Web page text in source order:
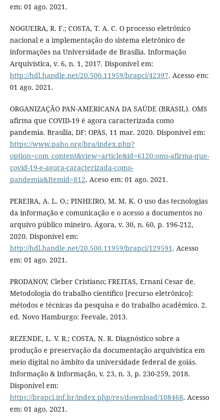
em: 01 ago. 2021.
NOGUEIRA, R. F.; COSTA, T. A. C. O processo eletrônico
nacional e a implementação do sistema eletrônico de
informações na Universidade de Brasília. Informação
Arquivística, v. 6, n. 1, 2017. Disponível em:
http://hdl.handle.net/20.500.11959/brapci/42397. Acesso em:
01 ago. 2021.
ORGANIZAÇÃO PAN-AMERICANA DA SAÚDE (BRASIL). OMS
afirma que COVID-19 é agora caracterizada como
pandemia. Brasília, DF: OPAS, 11 mar. 2020. Disponível em:
https://www.paho.org/bra/index.php?
option=com_content&view=article&id=6120:oms-afirma-que-
covid-19-e-agora-caracterizada-como-
pandemia&Itemid=812. Aceso em: 01 ago. 2021.
PEREIRA, A. L. O.; PINHEIRO, M. M. K. O uso das tecnologias
da informação e comunicação e o acesso a documentos no
arquivo público mineiro. Ágora, v. 30, n. 60, p. 196-212,
2020. Disponível em:
http://hdl.handle.net/20.500.11959/brapci/129591 . Acesso
em: 01 ago. 2021.
PRODANOV, Cleber Cristiano; FREITAS, Ernani Cesar de.
Metodologia do trabalho científico [recurso eletrônico]:
métodos e técnicas da pesquisa e do trabalho acadêmico. 2.
ed. Novo Hamburgo: Feevale, 2013.
REZENDE, L. V. R.; COSTA, N. R. Diagnóstico sobre a
produção e preservação da documentação arquivística em
meio digital no âmbito da universidade federal de goiás.
Informação & Informação, v. 23, n. 3, p. 230-259, 2018.
Disponível em:
https://brapci.inf.br/index.php/res/download/108468. Acesso
em: 01 ago. 2021.